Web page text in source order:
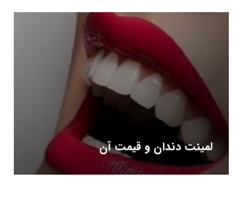
لمینت دندان و قیمت آن